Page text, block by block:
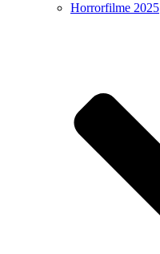
Horrorfilme 2025